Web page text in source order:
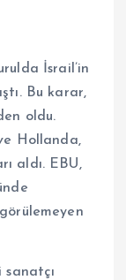
İsrail’in
Bu karar,
oldu.
Hollanda,
aldı. EBU,
sanatçı